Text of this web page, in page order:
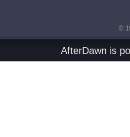
©
AfterDawn is